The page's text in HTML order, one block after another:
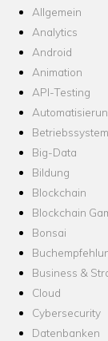
Allgemein
Analytics
Android
Animation
API-Testing
Betriebssystem
Big-Data
Bildung
Blockchain
Blockchain
Bonsai
Business &
Cloud
Cybersecurity
Datenbanken